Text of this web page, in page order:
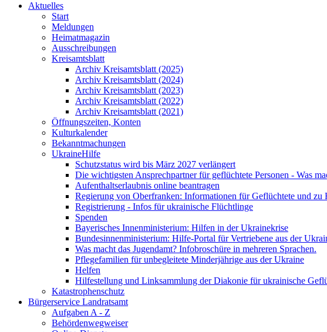
Aktuelles
Start
Meldungen
Heimatmagazin
Ausschreibungen
Kreisamtsblatt
Archiv Kreisamtsblatt (2025)
Archiv Kreisamtsblatt (2024)
Archiv Kreisamtsblatt (2023)
Archiv Kreisamtsblatt (2022)
Archiv Kreisamtsblatt (2021)
Öffnungszeiten, Konten
Kulturkalender
Bekanntmachungen
UkraineHilfe
Schutzstatus wird bis März 2027 verlängert
Die wichtigsten Ansprechpartner für geflüchtete Personen - Was
Aufenthaltserlaubnis online beantragen
Regierung von Oberfranken: Informationen für Geflüchtete und zu
Registrierung - Infos für ukrainische Flüchtlinge
Spenden
Bayerisches Innenministerium: Hilfen in der Ukrainekrise
Bundesinnenministerium: Hilfe-Portal für Vertriebene aus der
Was macht das Jugendamt? Infobroschüre in mehreren Sprachen.
Pflegefamilien für unbegleitete Minderjährige aus der Ukraine
Helfen
Hilfestellung und Linksammlung der Diakonie für ukrainische
Katastrophenschutz
Bürgerservice Landratsamt
Aufgaben A - Z
Behördenwegweiser